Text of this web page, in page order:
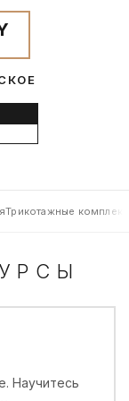
Трикотажные
Научитесь